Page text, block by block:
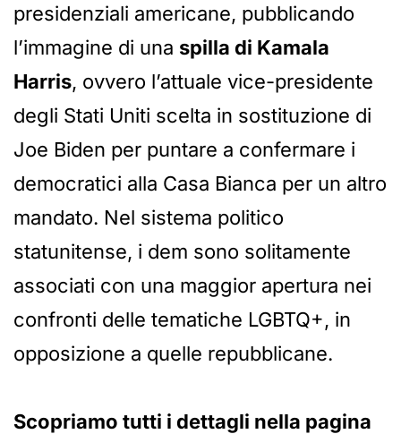
presidenziali americane, pubblicando
l’immagine di una spilla di Kamala
Harris, ovvero l’attuale vice-presidente
degli Stati Uniti scelta in sostituzione di
Joe Biden per puntare a confermare i
democratici alla Casa Bianca per un altro
mandato. Nel sistema politico
statunitense, i dem sono solitamente
associati con una maggior apertura nei
confronti delle tematiche LGBTQ+, in
opposizione a quelle repubblicane.
Scopriamo tutti i dettagli nella pagina